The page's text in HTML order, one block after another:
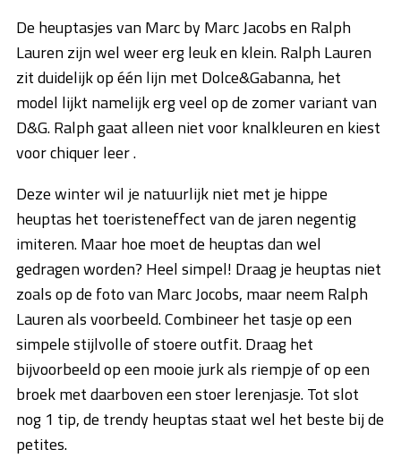
De heuptasjes van Marc by Marc Jacobs en Ralph
Lauren zijn wel weer erg leuk en klein. Ralph Lauren
zit duidelijk op één lijn met Dolce&Gabanna, het
model lijkt namelijk erg veel op de zomer variant van
D&G. Ralph gaat alleen niet voor knalkleuren en kiest
voor chiquer leer .
Deze winter wil je natuurlijk niet met je hippe
heuptas het toeristeneffect van de jaren negentig
imiteren. Maar hoe moet de heuptas dan wel
gedragen worden? Heel simpel! Draag je heuptas niet
zoals op de foto van Marc Jocobs, maar neem Ralph
Lauren als voorbeeld. Combineer het tasje op een
simpele stijlvolle of stoere outfit. Draag het
bijvoorbeeld op een mooie jurk als riempje of op een
broek met daarboven een stoer lerenjasje. Tot slot
nog 1 tip, de trendy heuptas staat wel het beste bij de
petites.